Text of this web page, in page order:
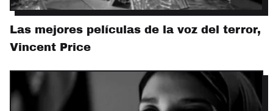
Las mejores películas de la voz del terror,
Vincent Price